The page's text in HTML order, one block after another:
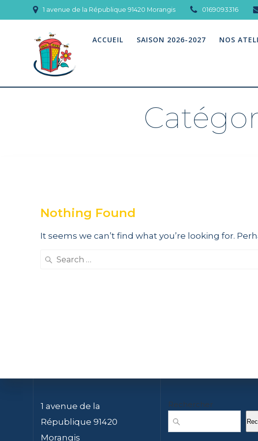
to
1 avenue de la République 91420 Morangis 0169093316
ACCUEIL SAISON 2026-2027 NOS
Nothing Found
It seems we can’t find what you’re looking for.
Search
for:
1 avenue de la
République 91420
Morangis
Rechercher